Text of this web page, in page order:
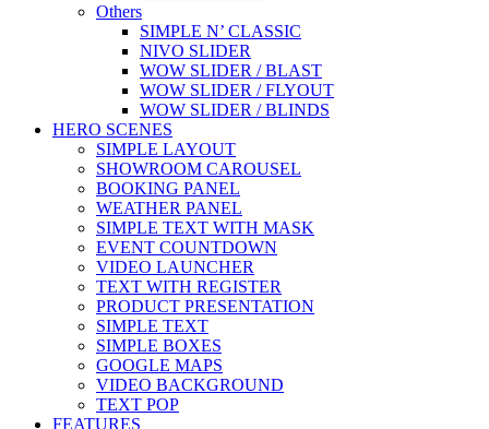
Others
SIMPLE N’ CLASSIC
NIVO SLIDER
WOW SLIDER / BLAST
WOW SLIDER / FLYOUT
WOW SLIDER / BLINDS
HERO SCENES
SIMPLE LAYOUT
SHOWROOM CAROUSEL
BOOKING PANEL
WEATHER PANEL
SIMPLE TEXT WITH MASK
EVENT COUNTDOWN
VIDEO LAUNCHER
TEXT WITH REGISTER
PRODUCT PRESENTATION
SIMPLE TEXT
SIMPLE BOXES
GOOGLE MAPS
VIDEO BACKGROUND
TEXT POP
FEATURES